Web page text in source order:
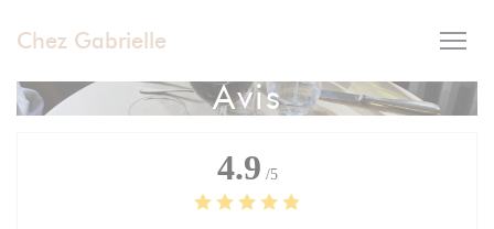
Chez Gabrielle
Avis
4.9 /5